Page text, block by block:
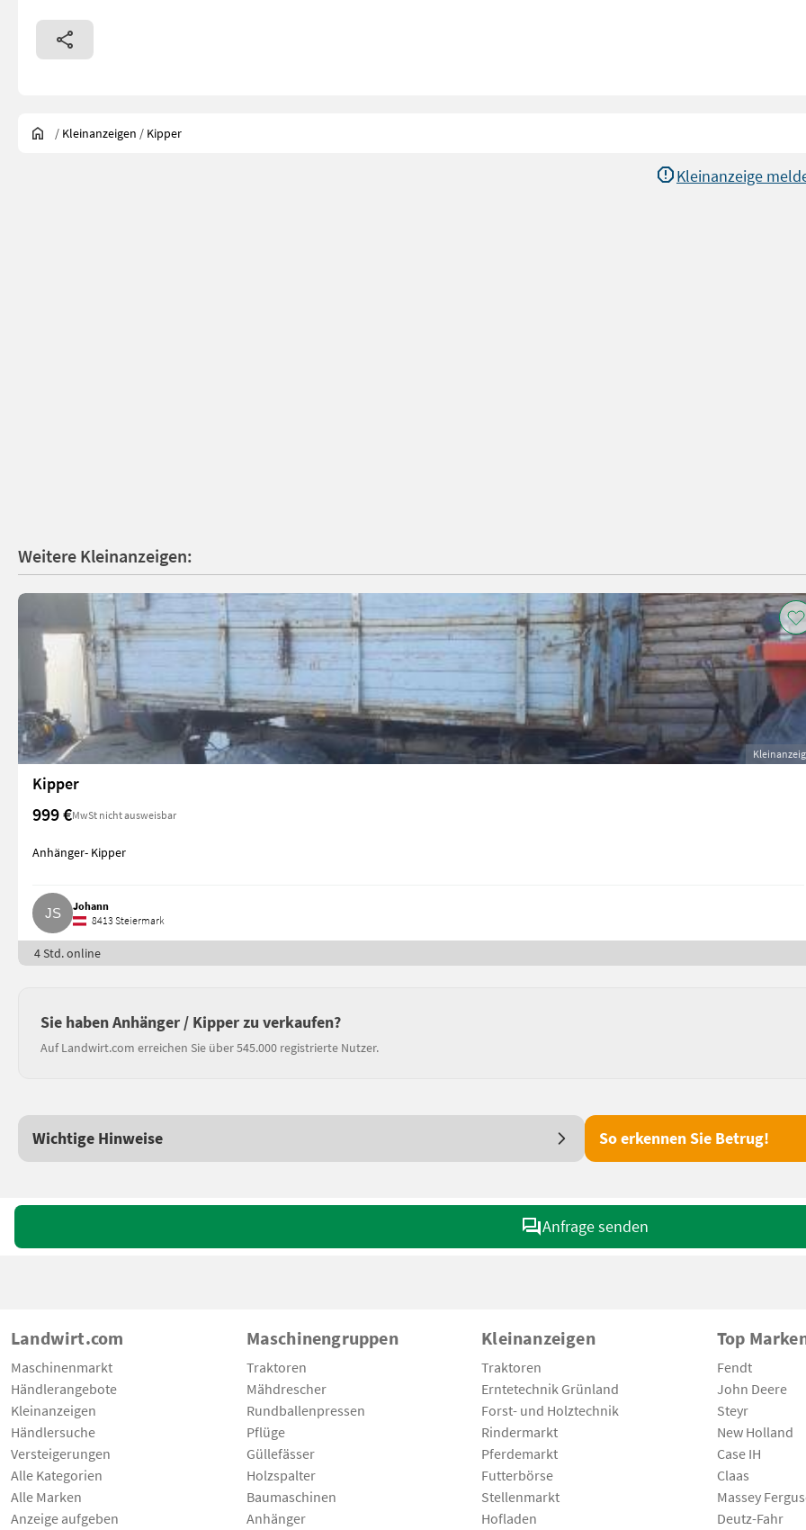
/ Kleinanzeigen / Kipper
Kleinanzeige
Weitere Kleinanzeigen:
Kipper
999 €MwSt nicht ausweisbar
Anhänger- Kipper
Johann
8413 Steiermark
4 Std. online
Sie haben Anhänger / Kipper zu verkaufen?
Auf Landwirt.com erreichen Sie über 545.000 registrierte Nutzer.
Wichtige Hinweise So erkennen Sie Betrug!
Anfrage senden
Landwirt.com
Maschinenmarkt
Händlerangebote
Kleinanzeigen
Händlersuche
Versteigerungen
Alle Kategorien
Alle Marken
Anzeige aufgeben
Maschinengruppen
Traktoren
Mähdrescher
Rundballenpressen
Pflüge
Güllefässer
Holzspalter
Baumaschinen
Anhänger
Kleinanzeigen
Traktoren
Erntetechnik Grünland
Forst- und Holztechnik
Rindermarkt
Pferdemarkt
Futterbörse
Stellenmarkt
Hofladen
Top
Fendt
John Deere
Steyr
New Holland
Case IH
Claas
Massey
Deutz-Fahr